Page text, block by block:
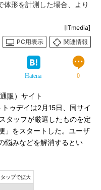
体形を計測した場合、より
[ITmedia]
PC用表示
関連情報
Hatena 0
販）サイト
トゥデイは2月15日、同サイ
タッフが厳選したものを定
」をスタートした。ユーザ
悩みなどを解消するとい